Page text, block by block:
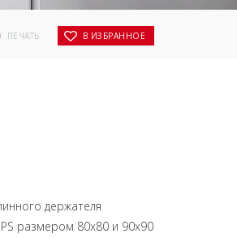
ПЕЧАТЬ В ИЗБРАННОЕ
держателя
размером 80x80 и 90x90